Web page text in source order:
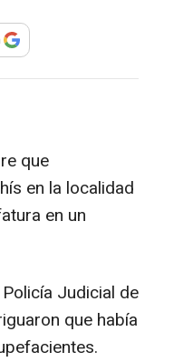
compartir
que
en la localidad
en un
Judicial de
que había